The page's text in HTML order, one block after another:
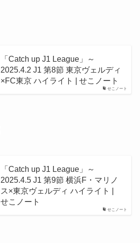
せこノート
「Catch up J1 League」～
2025.4.2 J1 第8節 東京ヴェルディ
×FC東京 ハイライト | せこノート
せこノート
「Catch up J1 League」～
2025.4.5 J1 第9節 横浜F・マリノ
ス×東京ヴェルディ ハイライト |
せこノート